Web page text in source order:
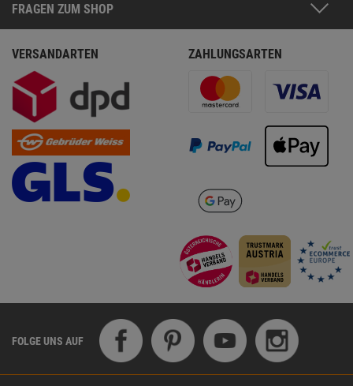
FRAGEN ZUM SHOP
VERSANDARTEN ZAHLUNGSARTEN
FOLGE UNS AUF